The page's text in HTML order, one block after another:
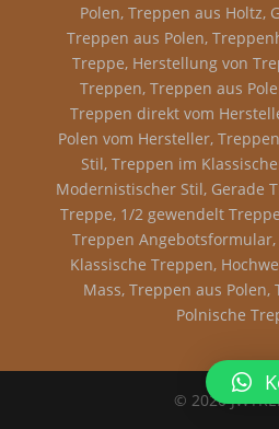
Polen, Treppen aus Holtz,
Treppen aus Polen,
Treppe, Herstellung von
Treppen, Treppen aus
Treppen direkt vom
Polen vom Hersteller,
Stil, Treppen im
Modernistischer Stil, Gerade
Treppe, 1/2 gewendelt
Treppen
Klassische Treppen,
Mass, Treppen aus Polen,
Polnische
© 2020